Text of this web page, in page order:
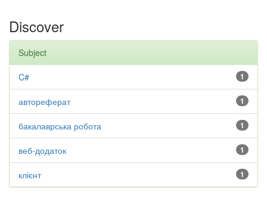
Discover
Subject
1
C#
1
автореферат
1
бакалаврська робота
1
веб-додаток
1
клієнт